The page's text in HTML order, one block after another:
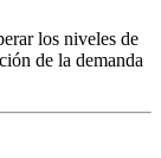
los niveles de
de la demanda